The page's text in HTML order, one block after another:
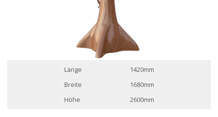
Länge
1420mm
Breite
1680mm
Höhe
2600mm